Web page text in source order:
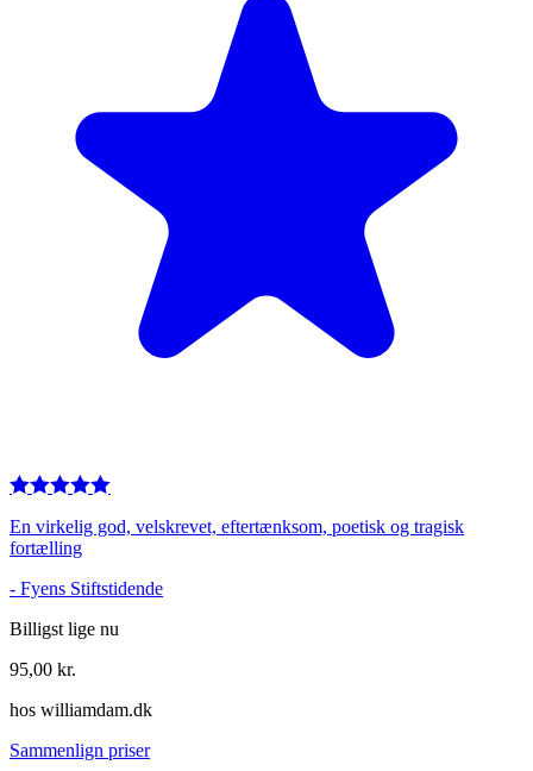
En virkelig god, velskrevet, eftertænksom, poetisk og tragisk
fortælling
- Fyens Stiftstidende
Billigst lige nu
95,00 kr.
hos williamdam.dk
Sammenlign priser